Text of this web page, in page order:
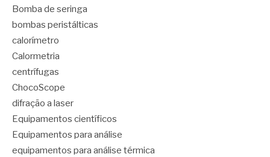
Bomba de seringa
bombas peristálticas
calorímetro
Calormetria
centrífugas
ChocoScope
difração a laser
Equipamentos científicos
Equipamentos para análise
equipamentos para análise térmica